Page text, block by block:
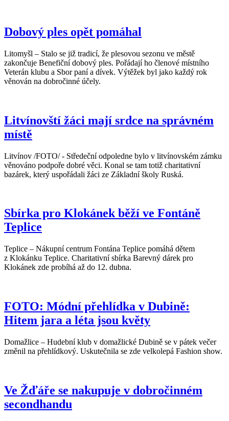
Dobový ples opět pomáhal
Litomyšl – Stalo se již tradicí, že plesovou sezonu ve městě
zakončuje Benefiční dobový ples. Pořádají ho členové místního
Veterán klubu a Sbor paní a dívek. Výtěžek byl jako každý rok
věnován na dobročinné účely.
Litvínovští žáci mají srdce na správném
místě
Litvínov /FOTO/ - Středeční odpoledne bylo v litvínovském zámku
věnováno podpoře dobré věci. Konal se tam totiž charitativní
bazárek, který uspořádali žáci ze Základní školy Ruská.
Sbírka pro Klokánek běží ve Fontáně
Teplice
Teplice – Nákupní centrum Fontána Teplice pomáhá dětem
z Klokánku Teplice. Charitativní sbírka Barevný dárek pro
Klokánek zde probíhá až do 12. dubna.
FOTO: Módní přehlídka v Dubině:
Hitem jara a léta jsou květy
Domažlice – Hudební klub v domažlické Dubině se v pátek večer
změnil na přehlídkový. Uskutečnila se zde velkolepá Fashion show.
Ve Žďáře se nakupuje v dobročinném
secondhandu